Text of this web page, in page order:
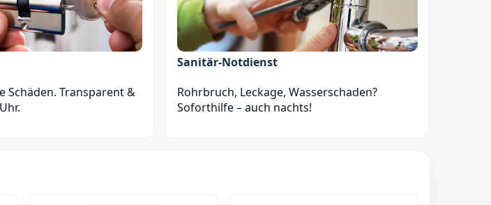
Schäden. Transparent &
Sanitär‑Notdienst
Rohrbruch, Leckage, Wasserschaden?
Soforthilfe – auch nachts!